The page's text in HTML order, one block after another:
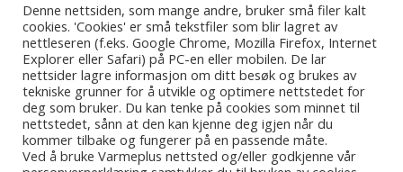
© 2017-2025 Tekoda Norway AS
Denne nettsiden, som mange andre, bruker små filer kalt
cookies. 'Cookies' er små tekstfiler som blir lagret av
nettleseren (f.eks. Google Chrome, Mozilla Firefox, Internet
Explorer eller Safari) på PC-en eller mobilen. De lar
nettsider lagre informasjon om ditt besøk og brukes av
tekniske grunner for å utvikle og optimere nettstedet for
deg som bruker. Du kan tenke på cookies som minnet til
nettstedet, sånn at den kan kjenne deg igjen når du
kommer tilbake og fungerer på en passende måte.
Ved å bruke Varmeplus nettsted og/eller godkjenne vår